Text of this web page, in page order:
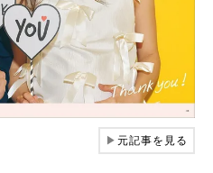
▶元記事を見る